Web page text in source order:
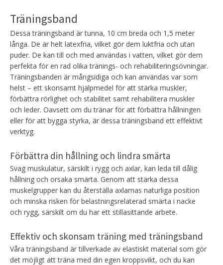
Träningsband
Dessa träningsband är tunna, 10 cm breda och 1,5 meter
långa. De är helt latexfria, vilket gör dem luktfria och utan
puder. De kan till och med användas i vatten, vilket gör dem
perfekta för en rad olika tränings- och rehabiliteringsövningar.
Träningsbanden är mångsidiga och kan användas var som
helst – ett skonsamt hjälpmedel för att stärka muskler,
förbättra rörlighet och stabilitet samt rehabilitera muskler
och leder. Oavsett om du tränar för att förbättra hållningen
eller för att bygga styrka, är dessa träningsband ett effektivt
verktyg.
Förbättra din hållning och lindra smärta
Svag muskulatur, särskilt i rygg och axlar, kan leda till dålig
hållning och orsaka smärta. Genom att stärka dessa
muskelgrupper kan du återställa axlarnas naturliga position
och minska risken för belastningsrelaterad smärta i nacke
och rygg, särskilt om du har ett stillasittande arbete.
Effektiv och skonsam träning med träningsband
Våra träningsband är tillverkade av elastiskt material som gör
det möjligt att träna med din egen kroppsvikt, och du kan